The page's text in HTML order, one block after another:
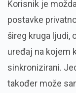
Korisnik je
postavke
šireg kruga ljudi,
uređaj na kojem
sinkronizirani.
također može